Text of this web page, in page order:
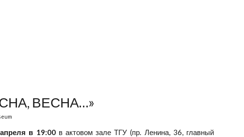
ВЕСНА…»
в 19:00в актовом зале ТГУ (пр. Ленина, 36, главный